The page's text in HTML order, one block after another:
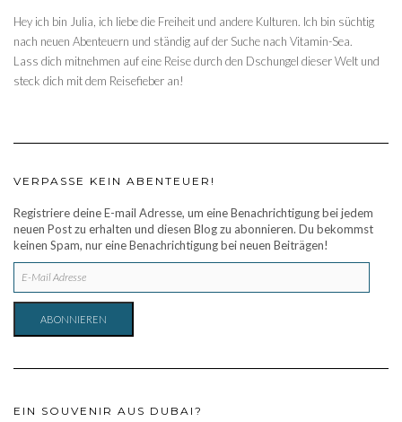
Hey ich bin Julia, ich liebe die Freiheit und andere Kulturen. Ich bin süchtig
nach neuen Abenteuern und ständig auf der Suche nach Vitamin-Sea.
Lass dich mitnehmen auf eine Reise durch den Dschungel dieser Welt und
steck dich mit dem Reisefieber an!
VERPASSE KEIN ABENTEUER!
Registriere deine E-mail Adresse, um eine Benachrichtigung bei jedem
neuen Post zu erhalten und diesen Blog zu abonnieren. Du bekommst
keinen Spam, nur eine Benachrichtigung bei neuen Beiträgen!
MAIL
ADRESSE
ABONNIEREN
EIN SOUVENIR AUS DUBAI?